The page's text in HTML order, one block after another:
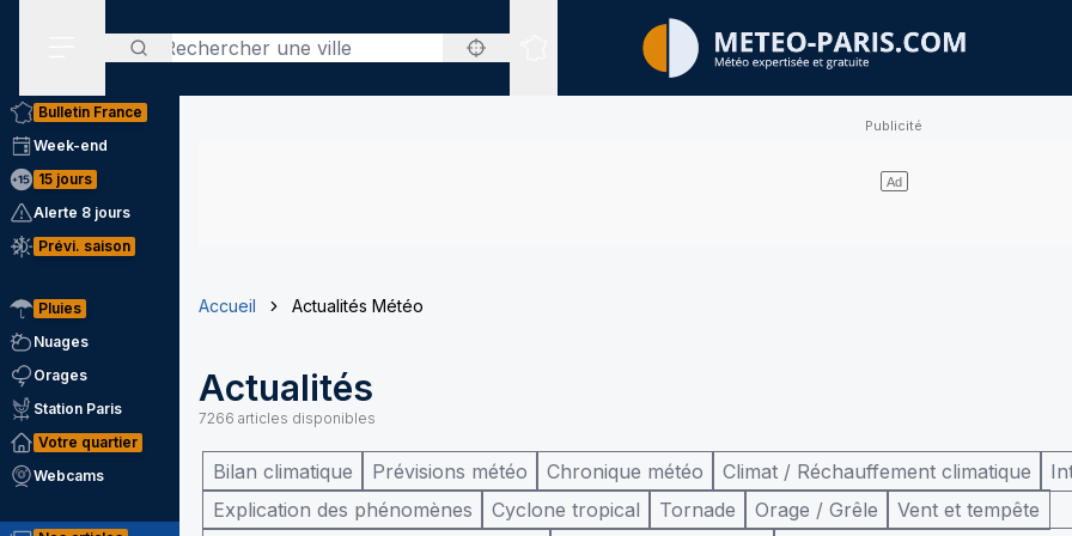
Rechercher
Sites expertisés
Bulletin France
Week-end
15 jours
Alerte 8 jours
Prévi. saison
Pluies
Nuages
Orages
Station Paris
Votre quartier
Webcams
Accueil Actualités Météo
Actualités
7266 articles disponibles
Bilan climatique Prévisions météo Chronique météo Climat / Réchauffement climatique
Explication des phénomènes
Cyclone tropical Tornade Orage / Grêle
Vent et tempête